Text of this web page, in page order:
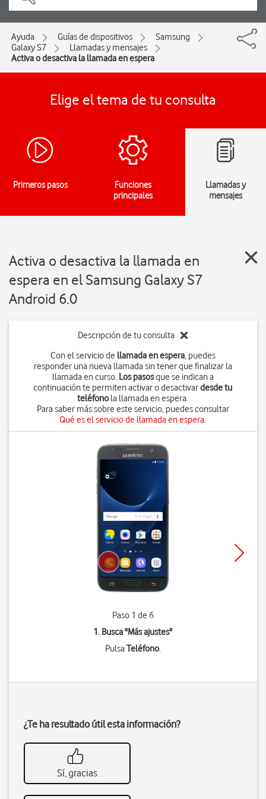
Ayuda Guías de dispositivos
Samsung
Galaxy S7
Llamadas y mensajes
Activa o desactiva la llamada en espera
Elige el tema de tu consulta
Primeros pasos
Funciones
principales
Llamadas y
mensajes
Activa o desactiva la llamada en
espera en el Samsung Galaxy S7
Android 6.0
Descripción de tu consulta
Con el servicio de llamada en espera, puedes
responder una nueva llamada sin tener que finalizar la
llamada en curso. Los pasosque se indican a
continuación te permiten activar o desactivardesde tu
teléfono la llamada en espera.
Para saber más sobre este servicio, puedes consultar
Qué es el servicio de llamada en espera.
Paso 1 de 6
1. Busca "Más ajustes"
PulsaTeléfono.
¿Te ha resultado útil esta información?
Sí, gracias